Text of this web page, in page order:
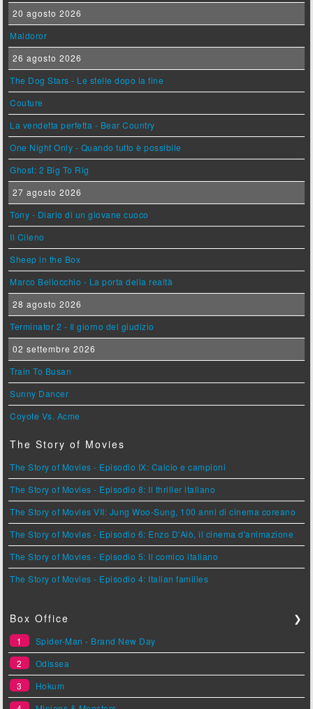
20 agosto 2026
Maldoror
26 agosto 2026
The Dog Stars - Le stelle dopo la fine
Couture
La vendetta perfetta - Bear Country
One Night Only - Quando tutto è possibile
Ghost: 2 Big To Rig
27 agosto 2026
Tony - Diario di un giovane cuoco
Il Cileno
Sheep in the Box
Marco Bellocchio - La porta della realtà
28 agosto 2026
Terminator 2 - Il giorno del giudizio
02 settembre 2026
Train To Busan
Sunny Dancer
Coyote Vs. Acme
The Story of Movies
The Story of Movies - Episodio IX: Calcio e campioni
The Story of Movies - Episodio 8: Il thriller italiano
The Story of Movies VII: Jung Woo-Sung, 100 anni di cinema coreano
The Story of Movies - Episodio 6: Enzo D'Alò, il cinema d'animazione
The Story of Movies - Episodio 5: Il comico italiano
The Story of Movies - Episodio 4: Italian families
Box Office ❯
1
Spider-Man - Brand New Day
2
Odissea
3
Hokum